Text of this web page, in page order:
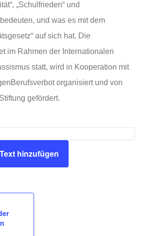
„Schulfrieden“ und
und was es mit dem
auf sich hat. Die
im Rahmen der Internationalen
statt, wird in Kooperation mit
organisiert und von
gefördert.
hinzufügen